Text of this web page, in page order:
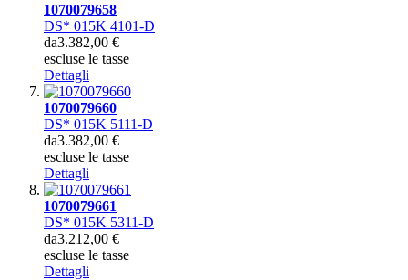
1070079658
DS* 015K 4101-D
da3.382,00 €
escluse le tasse
Dettagli
1070079660
DS* 015K 5111-D
da3.382,00 €
escluse le tasse
Dettagli
1070079661
DS* 015K 5311-D
da3.212,00 €
escluse le tasse
Dettagli